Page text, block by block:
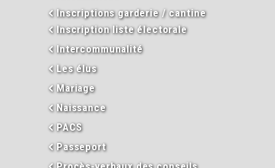
Inscriptions garderie / cantine
Inscription liste électorale
Intercommunalité
Les élus
Mariage
Naissance
PACS
Passeport